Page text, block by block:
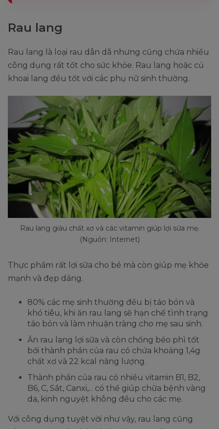
Rau lang
Rau lang là loại rau dân dã nhưng cũng chứa nhiều
công dụng rất tốt cho sức khỏe. Rau lang hoặc củ
khoai lang đều tốt với các phụ nữ sinh thường.
Rau lang giàu chất xơ và các vitamin giúp lợi sữa mẹ.
(Nguồn: Internet)
Thực phẩm rất lợi sữa cho bé mà còn giúp mẹ khỏe
mạnh và đẹp dáng.
80% các mẹ sinh thường đều bị táo bón và
khó tiêu, khi ăn rau lang sẽ hạn chế tình trạng
táo bón và làm nhuận tràng cho mẹ sau sinh.
Ăn rau lang lợi sữa và còn chống béo phì tốt
bởi thành phần của rau có chứa khoảng 1,4g
chất xơ và 22 kcal năng lượng.
Thành phần của rau có nhiều vitamin B1, B2,
B6, C, Sắt, Canxi,... có thể giúp chữa bệnh vàng
da, kinh nguyệt không đều cho các mẹ.
Với công dụng tuyệt vời như vậy, rau lang cũng